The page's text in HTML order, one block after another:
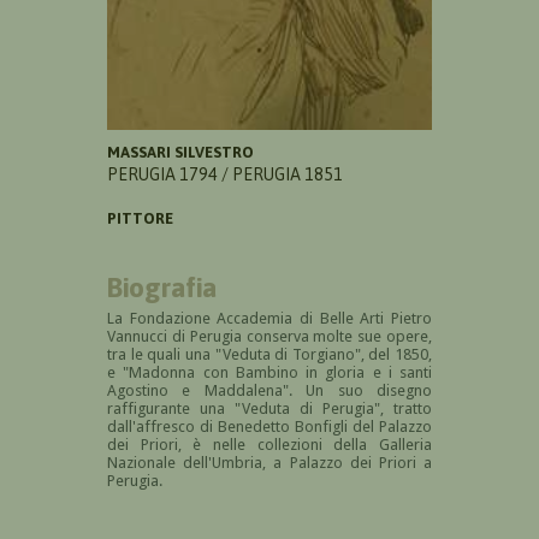
MASSARI SILVESTRO
PERUGIA 1794 / PERUGIA 1851
PITTORE
Biografia
La Fondazione Accademia di Belle Arti Pietro
Vannucci di Perugia conserva molte sue opere,
tra le quali una "Veduta di Torgiano", del 1850,
e "Madonna con Bambino in gloria e i santi
Agostino e Maddalena". Un suo disegno
raffigurante una "Veduta di Perugia", tratto
dall'affresco di Benedetto Bonfigli del Palazzo
dei Priori, è nelle collezioni della Galleria
Nazionale dell'Umbria, a Palazzo dei Priori a
Perugia.